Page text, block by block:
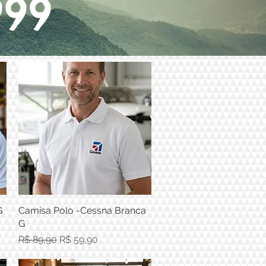
Visualização rápida
Camisa Polo -Cessna Branca
G
Preço normal
R$ 89,90 Preço promocional
R$ 59,90